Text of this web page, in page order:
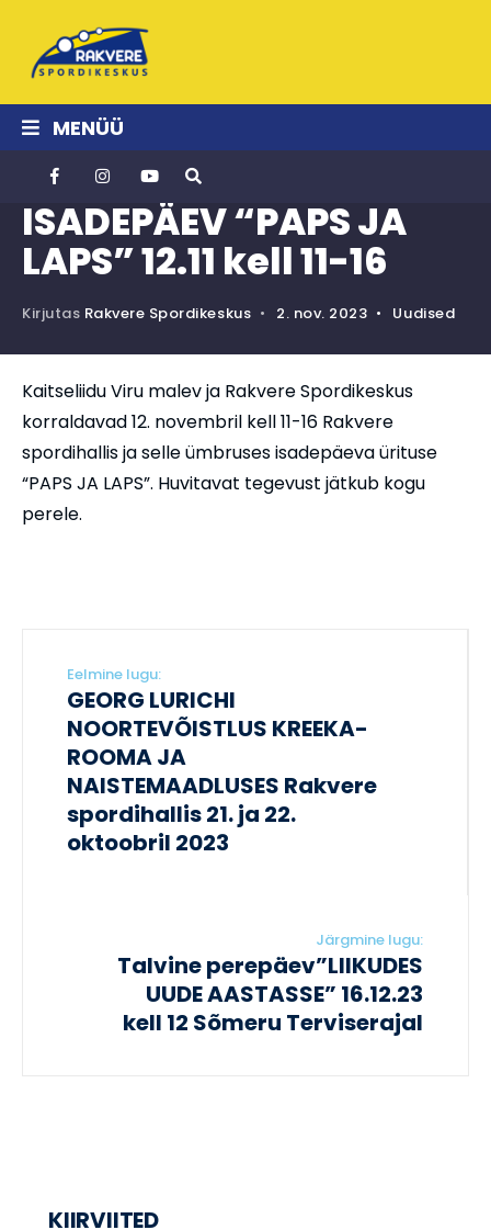
MENÜÜ
ISADEPÄEV “PAPS JA
LAPS” 12.11 kell 11-16
Kirjutas Rakvere Spordikeskus • 2. nov. 2023 • Uudised
Kaitseliidu Viru malev ja Rakvere Spordikeskus
korraldavad 12. novembril kell 11-16 Rakvere
spordihallis ja selle ümbruses isadepäeva ürituse
“PAPS JA LAPS”. Huvitavat tegevust jätkub kogu
perele.
Eelmine lugu:
GEORG LURICHI
NOORTEVÕISTLUS KREEKA-
ROOMA JA
NAISTEMAADLUSES Rakvere
spordihallis 21. ja 22.
oktoobril 2023
Järgmine lugu:
Talvine perepäev”LIIKUDES
UUDE AASTASSE” 16.12.23
kell 12 Sõmeru Terviserajal
KIIRVIITED